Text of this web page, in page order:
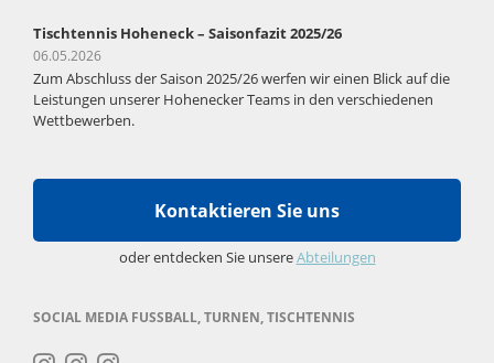
Tischtennis Hoheneck – Saisonfazit 2025/26
06.05.2026
Zum Abschluss der Saison 2025/26 werfen wir einen Blick auf die
Leistungen unserer Hohenecker Teams in den verschiedenen
Wettbewerben.
Kontaktieren Sie uns
oder entdecken Sie unsereAbteilungen
SOCIAL MEDIA FUSSBALL, TURNEN, TISCHTENNIS